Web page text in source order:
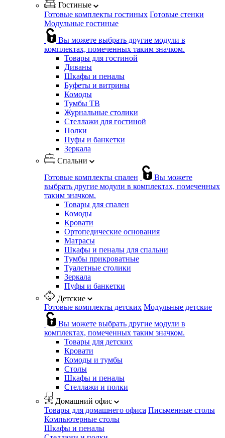
Гостиные
Готовые комплекты гостиных Готовые стенки
Модульные гостиные
Вы можете выбрать другие модули в
комплектах, помеченных таким значком.
Товары для гостиной
Диваны
Шкафы и пеналы
Буфеты и витрины
Комоды
Тумбы ТВ
Журнальные столики
Стеллажи для гостиной
Полки
Пуфы и банкетки
Зеркала
Спальни
Готовые комплекты спален
Вы можете
выбрать другие модули в комплектах, помеченных
таким значком.
Товары для спален
Комоды
Кровати
Ортопедические основания
Матрасы
Шкафы и пеналы для спальни
Тумбы прикроватные
Туалетные столики
Зеркала
Пуфы и банкетки
Детские
Готовые комплекты детских Модульные детские
Вы можете выбрать другие модули в
комплектах, помеченных таким значком.
Товары для детских
Кровати
Комоды и тумбы
Столы
Шкафы и пеналы
Стеллажи и полки
Домашний офис
Товары для домашнего офиса Письменные столы
Компьютерные столы
Шкафы и пеналы